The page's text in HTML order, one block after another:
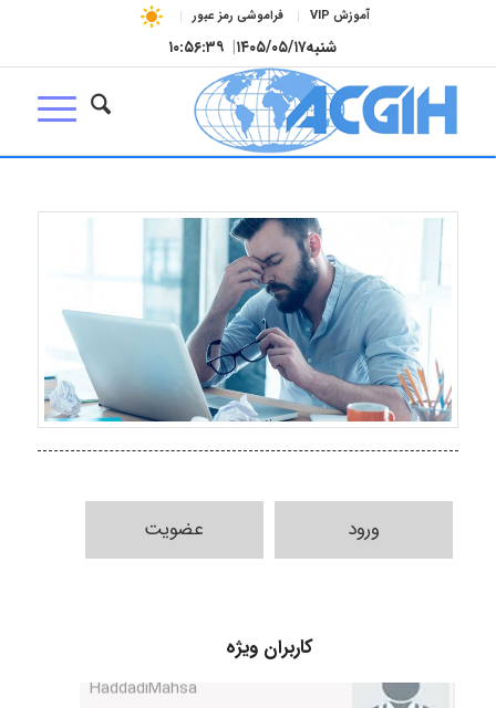
آموزش VIP فراموشی رمز عبور
شنبه۱۴۰۵/۰۵/۱۷| ۱۰:۵۶:۴۰
ورود عضویت
کاربران ویژه
Niloofar